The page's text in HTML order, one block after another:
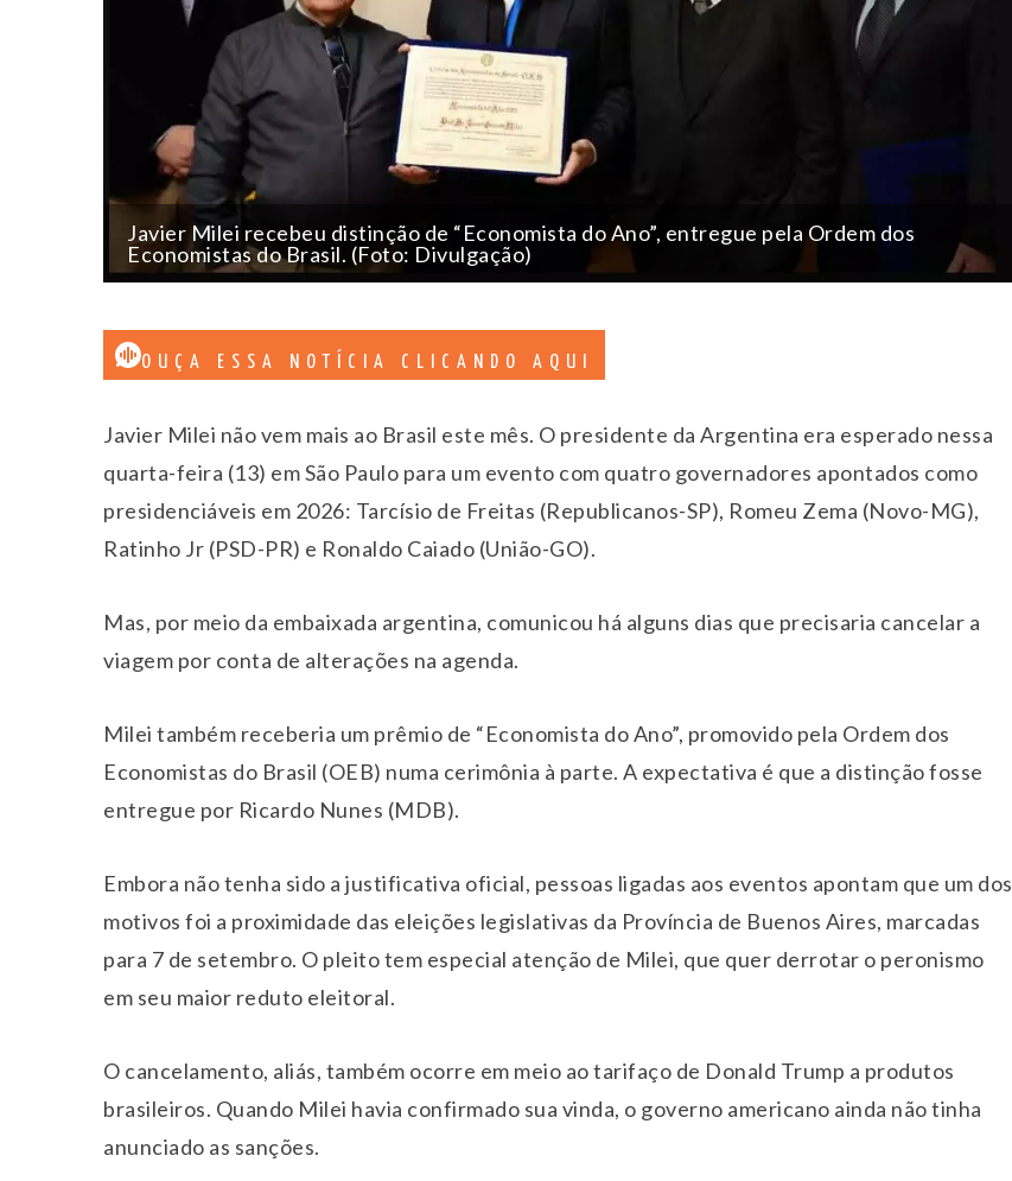
Javier Milei recebeu distinção de “Economista do Ano”, entregue pela Ordem dos
Economistas do Brasil. (Foto: Divulgação)
OUÇA ESSA NOTÍCIA CLICANDO AQUI
Javier Milei não vem mais ao Brasil este mês. O presidente da Argentina era esperado nessa
quarta-feira (13) em São Paulo para um evento com quatro governadores apontados como
presidenciáveis em 2026: Tarcísio de Freitas (Republicanos-SP), Romeu Zema (Novo-MG),
Ratinho Jr (PSD-PR) e Ronaldo Caiado (União-GO).
Mas, por meio da embaixada argentina, comunicou há alguns dias que precisaria cancelar a
viagem por conta de alterações na agenda.
Milei também receberia um prêmio de “Economista do Ano”, promovido pela Ordem dos
Economistas do Brasil (OEB) numa cerimônia à parte. A expectativa é que a distinção fosse
entregue por Ricardo Nunes (MDB).
Embora não tenha sido a justificativa oficial, pessoas ligadas aos eventos apontam que um dos
motivos foi a proximidade das eleições legislativas da Província de Buenos Aires, marcadas
para 7 de setembro. O pleito tem especial atenção de Milei, que quer derrotar o peronismo
em seu maior reduto eleitoral.
O cancelamento, aliás, também ocorre em meio ao tarifaço de Donald Trump a produtos
brasileiros. Quando Milei havia confirmado sua vinda, o governo americano ainda não tinha
anunciado as sanções.